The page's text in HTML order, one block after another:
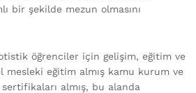
bir şekilde mezun olmasını
öğrenciler için gelişim, eğitim ve
mesleki eğitim almış kamu kurum ve
almış, bu alanda